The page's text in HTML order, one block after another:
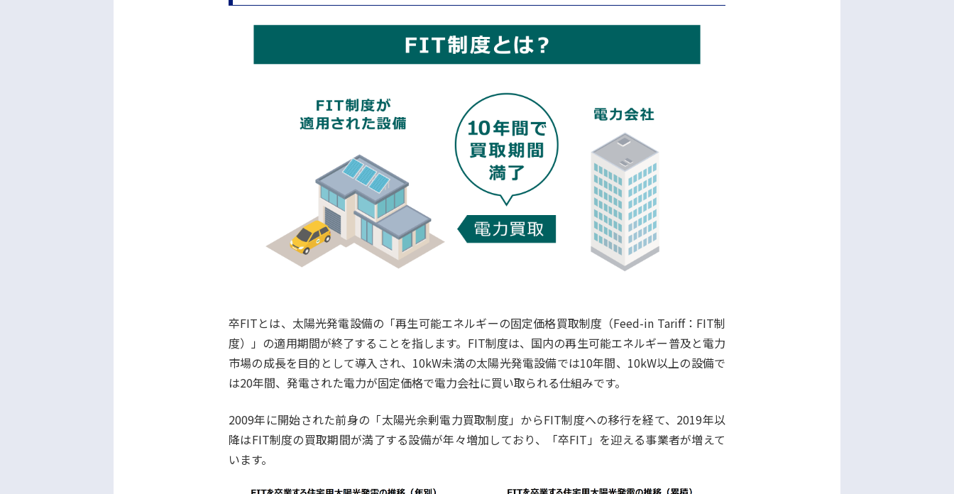
卒FITとは、太陽光発電設備の「再生可能エネルギーの固定価格買取制度（Feed-in Tariff：FIT制
度）」の適用期間が終了することを指します。FIT制度は、国内の再生可能エネルギー普及と電力
市場の成長を目的として導入され、10kW未満の太陽光発電設備では10年間、10kW以上の設備で
は20年間、発電された電力が固定価格で電力会社に買い取られる仕組みです。
2009年に開始された前身の「太陽光余剰電力買取制度」からFIT制度への移行を経て、2019年以
降はFIT制度の買取期間が満了する設備が年々増加しており、「卒FIT」を迎える事業者が増えて
います。